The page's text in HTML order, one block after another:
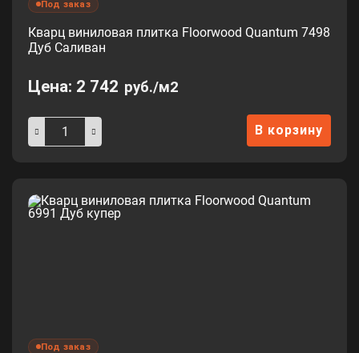
Под заказ
Кварц виниловая плитка Floorwood Quantum 7498
Дуб Саливан
Цена: 2 742 руб./м2
В корзину
Под заказ